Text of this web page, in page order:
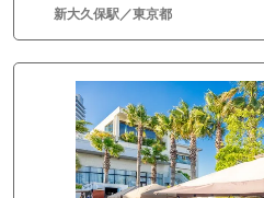
新大久保駅／東京都